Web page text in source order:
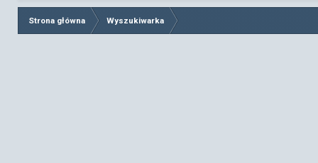
Strona główna Wyszukiwarka